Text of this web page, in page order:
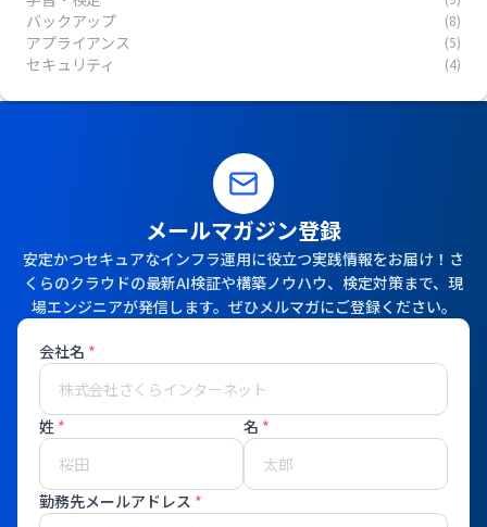
バックアップ (8)
アプライアンス (5)
セキュリティ (4)
メールマガジン登録
安定かつセキュアなインフラ運用に役立つ実践情報をお届け！さ
くらのクラウドの最新AI検証や構築ノウハウ、検定対策まで、現
場エンジニアが発信します。ぜひメルマガにご登録ください。
会社名 *
姓 * 名 *
勤務先メールアドレス *